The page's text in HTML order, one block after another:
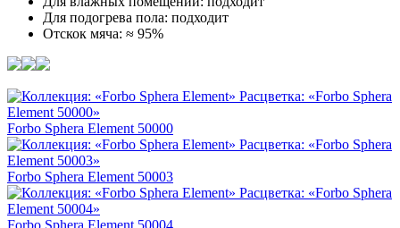
Для подогрева пола: подходит
Отскок мяча: ≈ 95%
Forbo Sphera Element 50000
Forbo Sphera Element 50003